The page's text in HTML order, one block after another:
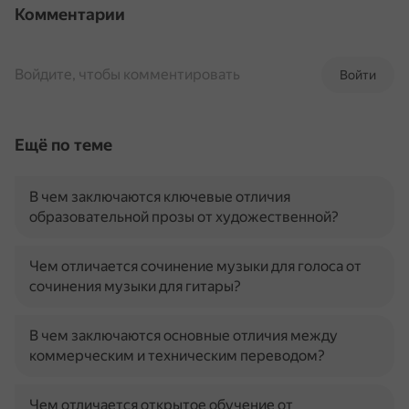
Комментарии
Войти
Войдите, чтобы комментировать
Ещё по теме
В чем заключаются ключевые отличия
образовательной прозы от художественной?
Чем отличается сочинение музыки для голоса от
сочинения музыки для гитары?
В чем заключаются основные отличия между
коммерческим и техническим переводом?
Чем отличается открытое обучение от